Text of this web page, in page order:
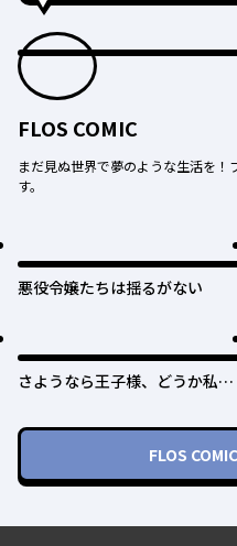
FLOS COMIC
まだ見ぬ世界で夢のような生活を
す。
悪役令嬢たちは揺るがない
さようなら王子様、どうか私の
FLOS COMIC